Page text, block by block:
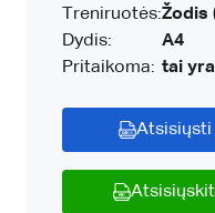
Treniruotės:
Dydis:
Pritaikoma:
Žodis
A4
tai yra
Atsisiųsti